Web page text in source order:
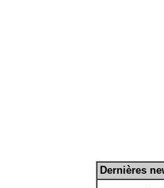
Dernières